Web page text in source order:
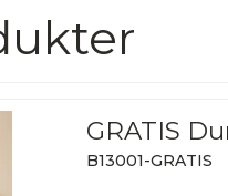
GRATIS
B13001-GRATIS